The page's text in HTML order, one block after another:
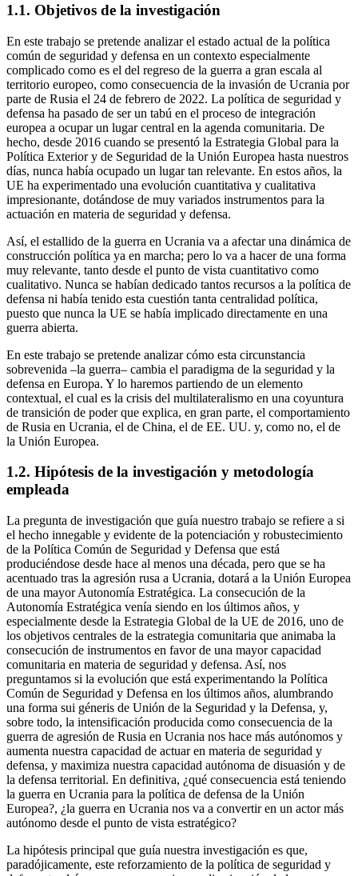
1.1. Objetivos de la investigación
En este trabajo se pretende analizar el estado actual de la política
común de seguridad y defensa en un contexto especialmente
complicado como es el del regreso de la guerra a gran escala al
territorio europeo, como consecuencia de la invasión de Ucrania por
parte de Rusia el 24 de febrero de 2022. La política de seguridad y
defensa ha pasado de ser un tabú en el proceso de integración
europea a ocupar un lugar central en la agenda comunitaria. De
hecho, desde 2016 cuando se presentó la Estrategia Global para la
Política Exterior y de Seguridad de la Unión Europea hasta nuestros
días, nunca había ocupado un lugar tan relevante. En estos años, la
UE ha experimentado una evolución cuantitativa y cualitativa
impresionante, dotándose de muy variados instrumentos para la
actuación en materia de seguridad y defensa.
Así, el estallido de la guerra en Ucrania va a afectar una dinámica de
construcción política ya en marcha; pero lo va a hacer de una forma
muy relevante, tanto desde el punto de vista cuantitativo como
cualitativo. Nunca se habían dedicado tantos recursos a la política de
defensa ni había tenido esta cuestión tanta centralidad política,
puesto que nunca la UE se había implicado directamente en una
guerra abierta.
En este trabajo se pretende analizar cómo esta circunstancia
sobrevenida –la guerra– cambia el paradigma de la seguridad y la
defensa en Europa. Y lo haremos partiendo de un elemento
contextual, el cual es la crisis del multilateralismo en una coyuntura
de transición de poder que explica, en gran parte, el comportamiento
de Rusia en Ucrania, el de China, el de EE. UU. y, como no, el de
la Unión Europea.
1.2. Hipótesis de la investigación y metodología
empleada
La pregunta de investigación que guía nuestro trabajo se refiere a si
el hecho innegable y evidente de la potenciación y robustecimiento
de la Política Común de Seguridad y Defensa que está
produciéndose desde hace al menos una década, pero que se ha
acentuado tras la agresión rusa a Ucrania, dotará a la Unión Europea
de una mayor Autonomía Estratégica. La consecución de la
Autonomía Estratégica venía siendo en los últimos años, y
especialmente desde la Estrategia Global de la UE de 2016, uno de
los objetivos centrales de la estrategia comunitaria que animaba la
consecución de instrumentos en favor de una mayor capacidad
comunitaria en materia de seguridad y defensa. Así, nos
preguntamos si la evolución que está experimentando la Política
Común de Seguridad y Defensa en los últimos años, alumbrando
una forma sui géneris de Unión de la Seguridad y la Defensa, y,
sobre todo, la intensificación producida como consecuencia de la
guerra de agresión de Rusia en Ucrania nos hace más autónomos y
aumenta nuestra capacidad de actuar en materia de seguridad y
defensa, y maximiza nuestra capacidad autónoma de disuasión y de
la defensa territorial. En definitiva, ¿qué consecuencia está teniendo
la guerra en Ucrania para la política de defensa de la Unión
Europea?, ¿la guerra en Ucrania nos va a convertir en un actor más
autónomo desde el punto de vista estratégico?
La hipótesis principal que guía nuestra investigación es que,
paradójicamente, este reforzamiento de la política de seguridad y